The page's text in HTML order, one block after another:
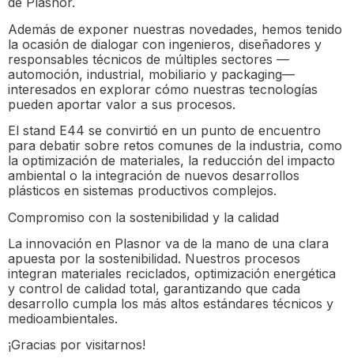
Además de exponer nuestras novedades, hemos tenido
la ocasión de dialogar con ingenieros, diseñadores y
responsables técnicos de múltiples sectores —
automoción, industrial, mobiliario y packaging—
interesados en explorar cómo nuestras tecnologías
pueden aportar valor a sus procesos.
El stand E44 se convirtió en un punto de encuentro
para debatir sobre retos comunes de la industria, como
la optimización de materiales, la reducción del impacto
ambiental o la integración de nuevos desarrollos
plásticos en sistemas productivos complejos.
Compromiso con la sostenibilidad y la calidad
La innovación en Plasnor va de la mano de una clara
apuesta por la sostenibilidad. Nuestros procesos
integran materiales reciclados, optimización energética
y control de calidad total, garantizando que cada
desarrollo cumpla los más altos estándares técnicos y
medioambientales.
¡Gracias por visitarnos!